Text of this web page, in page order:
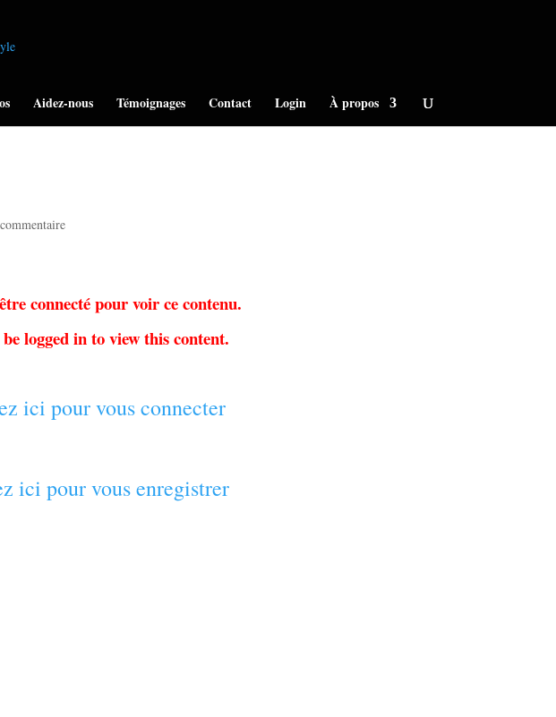
Aidez-nous Témoignages Contact Login À propos
connecté pour voir ce contenu.
logged in to view this content.
ici pour vous connecter
ici pour vous enregistrer